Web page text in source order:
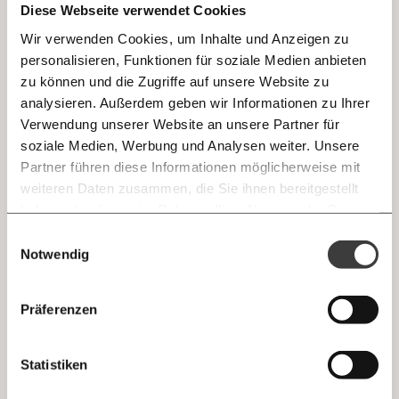
Diese Webseite verwendet Cookies
Wir verwenden Cookies, um Inhalte und Anzeigen zu
personalisieren, Funktionen für soziale Medien anbieten
zu können und die Zugriffe auf unsere Website zu
analysieren. Außerdem geben wir Informationen zu Ihrer
Verwendung unserer Website an unsere Partner für
soziale Medien, Werbung und Analysen weiter. Unsere
Partner führen diese Informationen möglicherweise mit
weiteren Daten zusammen, die Sie ihnen bereitgestellt
Notwendig
Präferenzen
Statistiken
Immer auf dem Laufenden
bleiben mit unseren gratis
E-Mail-Newslettern!
Die guten Nachrichten der
Welt nicht aus den Augen verlieren - immer
Ich werde Fördermitglied* …
E-Mail
Whatsapp
Katharina Rogenhofer: "Es braucht beim
Klimaschutz auch Radikalität"
Gerade in der Corona-Krise sollten wir laut für den
Klimavolksbegehren.
Klimakrise